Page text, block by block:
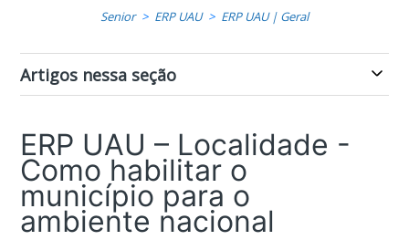
Senior ERP UAU ERP UAU | Geral
Artigos nessa seção
ERP UAU – Localidade -
Como habilitar o
município para o
ambiente nacional